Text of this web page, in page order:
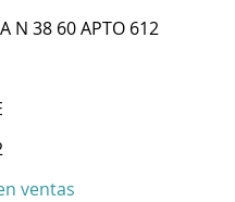
N 38 60 APTO 612
ventas